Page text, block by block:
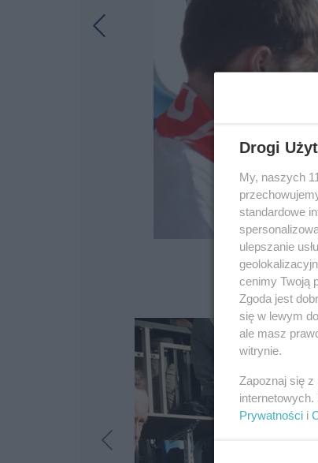
Drogi
My, naszych
standardowe
ulepszanie
cenimy Twoją
Zgoda jest
się w lewym
ale masz
witrynie.
Zapoznaj się
Prywatności i